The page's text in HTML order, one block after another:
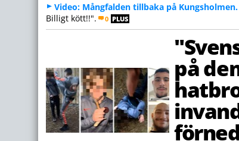
Video: Mångfalden tillbaka på Kungsholmen.
Billigt kött!!".
0 PLUS
på